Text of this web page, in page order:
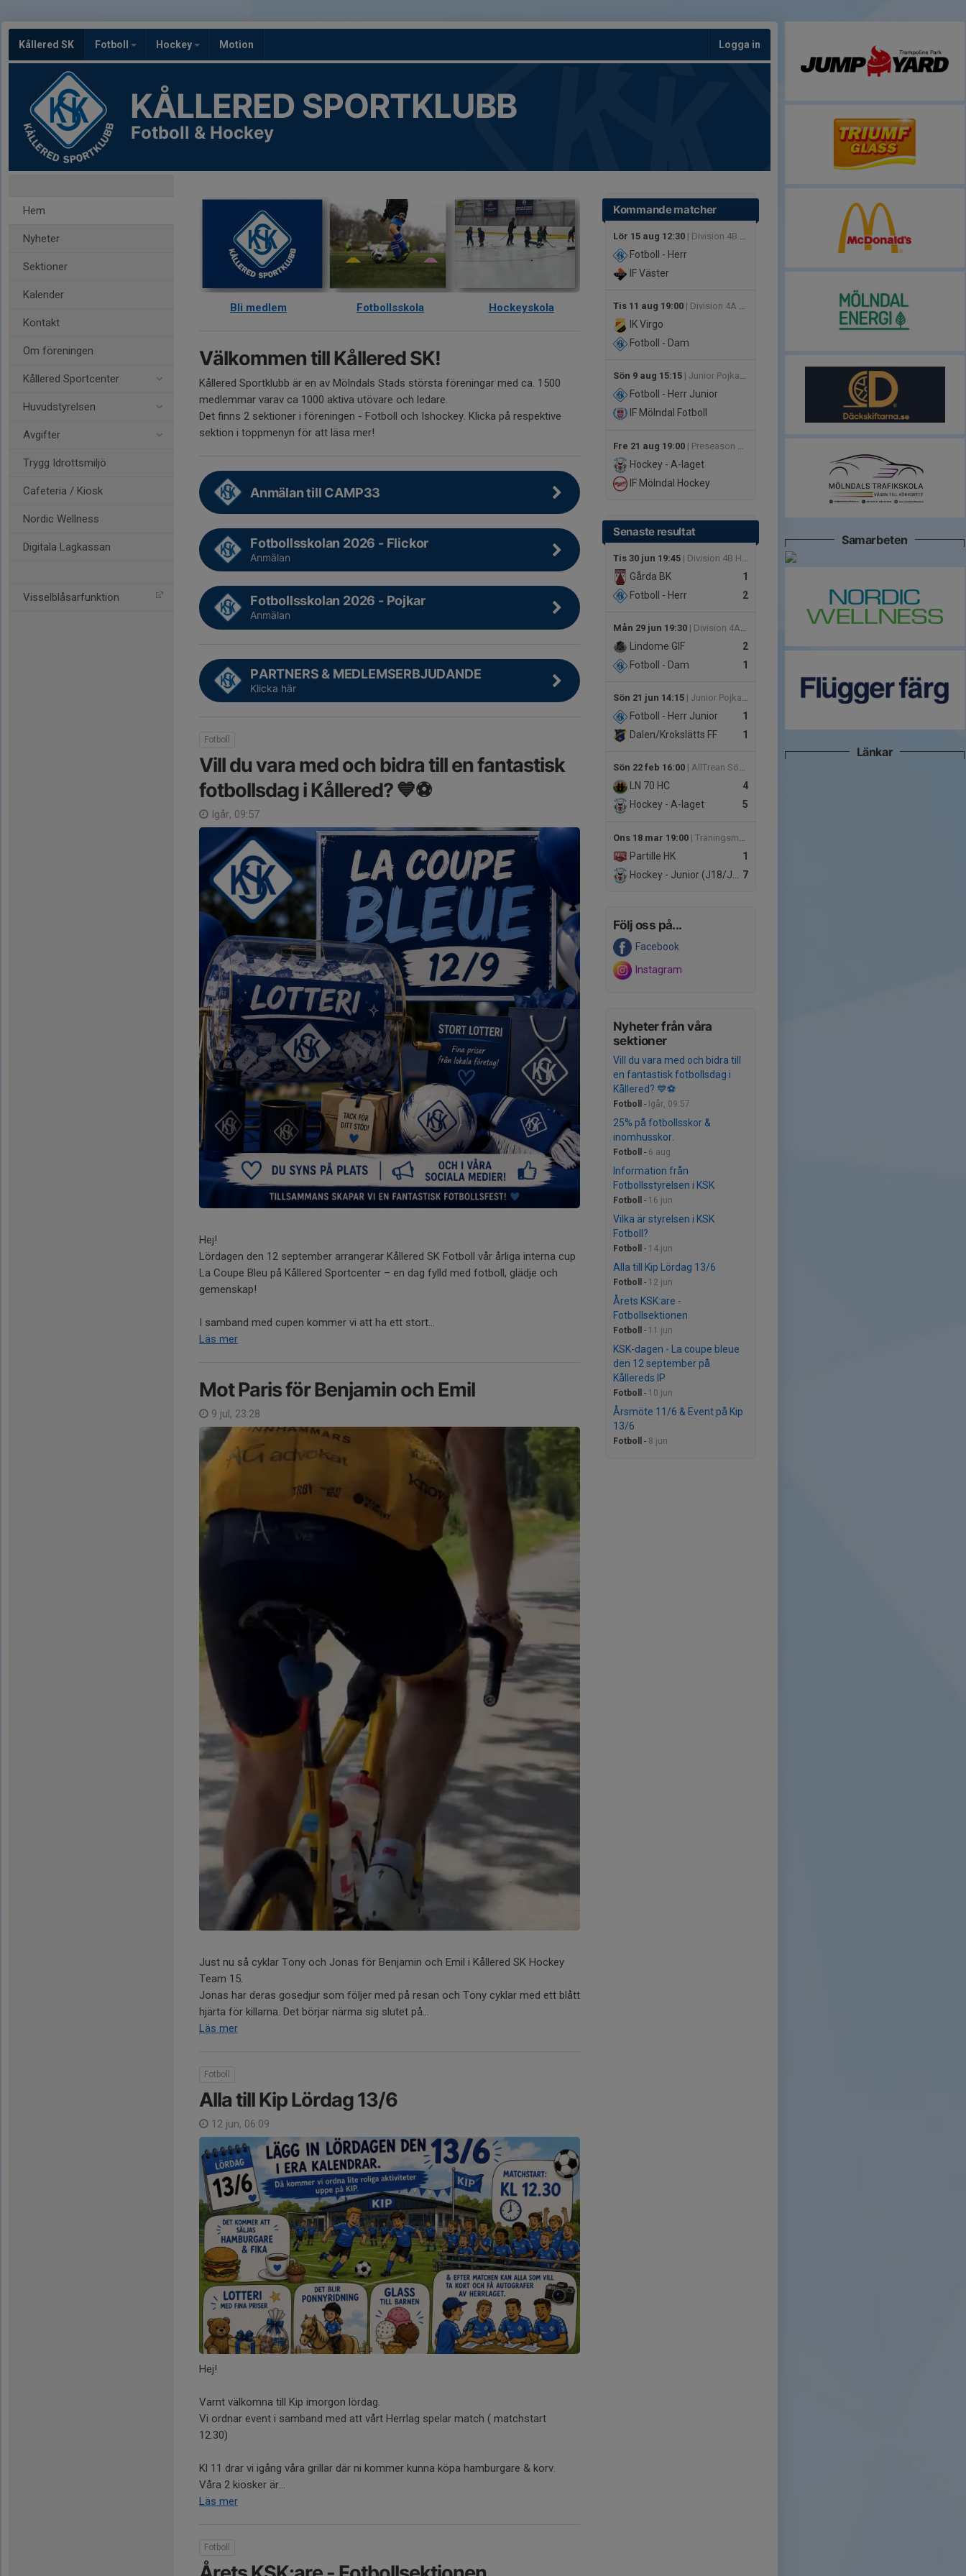
Kållered SK Fotboll Hockey Motion Logga in
KÅLLERED SPORTKLUBB
Fotboll & Hockey
Hem
Nyheter
Sektioner
Kalender
Kontakt
Om föreningen
Kållered Sportcenter
Huvudstyrelsen
Avgifter
Trygg Idrottsmiljö
Cafeteria / Kiosk
Nordic Wellness
Digitala Lagkassan
Visselblåsarfunktion
Kommande matcher
Lör 15 aug 12:30 | Division 4B Herr
Fotboll - Herr
IF Väster
Tis 11 aug 19:00 | Division 4A Dam
IK Virgo
Fotboll - Dam
Sön 9 aug 15:15 | Junior Pojkar Div 2B
Fotboll - Herr Junior
IF Mölndal Fotboll
Fre 21 aug 19:00 | Preseason HockeyTrean Herr
Hockey - A-laget
IF Mölndal Hockey
Senaste resultat
Tis 30 jun 19:45 | Division 4B Herr
1
Gårda BK
2
Fotboll - Herr
Mån 29 jun 19:30 | Division 4A Dam
2
Lindome GIF
1
Fotboll - Dam
Sön 21 jun 14:15 | Junior Pojkar Div 2B
1
Fotboll - Herr Junior
1
Dalen/Krokslätts FF
Sön 22 feb 16:00 | AllTrean Södra A
4
LN 70 HC
5
Hockey - A-laget
Ons 18 mar 19:00 | Träningsmatcher J18
1
Partille HK
7
Hockey - Junior (J18/J20)
Följ oss på...
Facebook
Instagram
Nyheter från våra
sektioner
Vill du vara med och bidra till
en fantastisk fotbollsdag i
Kållered? 💙⚽
Fotboll - Igår, 09:57
25% på fotbollsskor &
inomhusskor.
Fotboll - 6 aug
Information från
Fotbollsstyrelsen i KSK
Fotboll - 16 jun
Vilka är styrelsen i KSK
Fotboll?
Fotboll - 14 jun
Alla till Kip Lördag 13/6
Fotboll - 12 jun
Årets KSK:are -
Fotbollsektionen
Fotboll - 11 jun
KSK-dagen - La coupe bleue
den 12 september på
Kållereds IP
Fotboll - 10 jun
Årsmöte 11/6 & Event på Kip
13/6
Fotboll - 8 jun
Bli medlem Fotbollsskola Hockeyskola
Välkommen till Kållered SK!
Kållered Sportklubb är en av Mölndals Stads största föreningar med ca. 1500
medlemmar varav ca 1000 aktiva utövare och ledare.
Det finns 2 sektioner i föreningen - Fotboll och Ishockey. Klicka på respektive
sektion i toppmenyn för att läsa mer!
Anmälan till CAMP33
Fotbollsskolan 2026 - Flickor
Anmälan
Fotbollsskolan 2026 - Pojkar
Anmälan
PARTNERS & MEDLEMSERBJUDANDE
Klicka här
Fotboll
Vill du vara med och bidra till en fantastisk
fotbollsdag i Kållered? 💙⚽
Igår, 09:57
Hej!
Lördagen den 12 september arrangerar Kållered SK Fotboll vår årliga interna cup
La Coupe Bleu på Kållered Sportcenter – en dag fylld med fotboll, glädje och
gemenskap!
I samband med cupen kommer vi att ha ett stort...
Läs mer
Mot Paris för Benjamin och Emil
9 jul, 23:28
Just nu så cyklar Tony och Jonas för Benjamin och Emil i Kållered SK Hockey
Team 15.
Jonas har deras gosedjur som följer med på resan och Tony cyklar med ett blått
hjärta för killarna. Det börjar närma sig slutet på...
Läs mer
Fotboll
Alla till Kip Lördag 13/6
12 jun, 06:09
Hej!
Varnt välkomna till Kip imorgon lördag.
Vi ordnar event i samband med att vårt Herrlag spelar match ( matchstart
12.30)
Kl 11 drar vi igång våra grillar där ni kommer kunna köpa hamburgare & korv.
Våra 2 kiosker är...
Läs mer
Fotboll
Samarbeten
Länkar